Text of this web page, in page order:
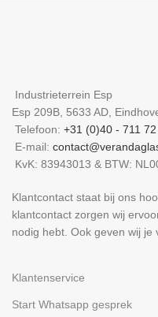
Industrieterrein Esp
Esp 209B, 5633 AD,
Telefoon: +31 (0)40 - 711 72
E-mail:
KvK: 83943013 & BTW:
Klantcontact staat bij ons
klantcontact zorgen wij
nodig hebt. Ook geven wij je
Klantenservice
Start Whatsapp gesprek